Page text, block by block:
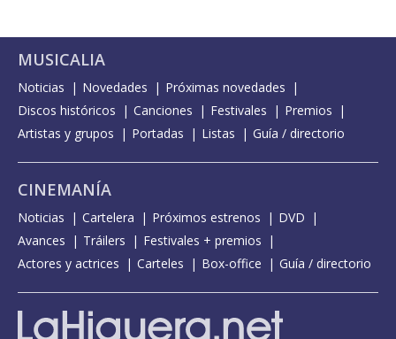
MUSICALIA
Noticias Novedades
Próximas novedades
Discos históricos
Canciones Festivales
Premios
Artistas y grupos
Portadas Listas Guía / directorio
CINEMANÍA
Noticias Cartelera Próximos estrenos
DVD
Avances
Tráilers
Festivales + premios
Actores y actrices
Carteles Box-office Guía / directorio